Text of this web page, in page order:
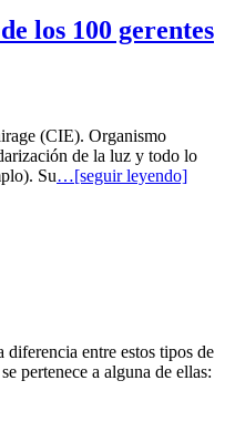
los 100 gerentes
(CIE). Organismo
de la luz y todo lo
Su…[seguir leyendo]
entre estos tipos de
pertenece a alguna de ellas: